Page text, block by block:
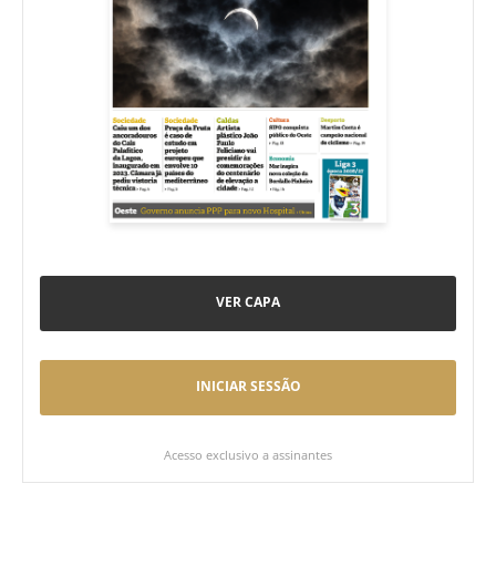
VER CAPA
INICIAR SESSÃO
Acesso exclusivo a assinantes